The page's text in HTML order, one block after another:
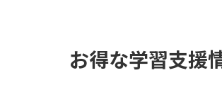
お得な学習支援